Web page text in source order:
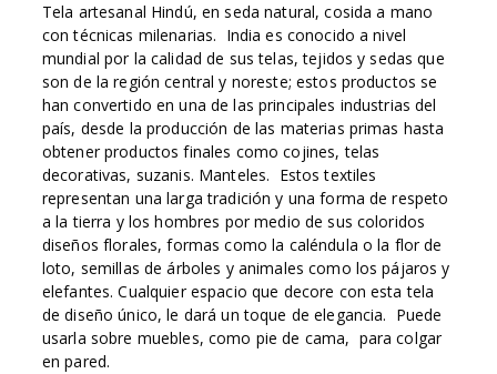
Tela artesanal Hindú, en seda natural, cosida a mano
con técnicas milenarias. India es conocido a nivel
mundial por la calidad de sus telas, tejidos y sedas que
son de la región central y noreste; estos productos se
han convertido en una de las principales industrias del
país, desde la producción de las materias primas hasta
obtener productos finales como cojines, telas
decorativas, suzanis. Manteles. Estos textiles
representan una larga tradición y una forma de respeto
a la tierra y los hombres por medio de sus coloridos
diseños florales, formas como la caléndula o la flor de
loto, semillas de árboles y animales como los pájaros y
elefantes. Cualquier espacio que decore con esta tela
de diseño único, le dará un toque de elegancia. Puede
usarla sobre muebles, como pie de cama, para colgar
en pared.